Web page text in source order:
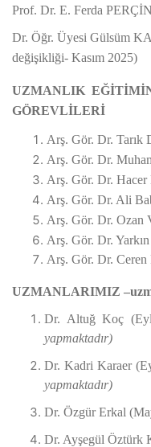
Prof. Dr. E. Ferda
Dr. Öğr. Üyesi Gülsüm
değişikliği- Kasım 2025)
UZMANLIK
GÖREVLİLERİ
Arş. Gör. Dr. Tarık
Arş. Gör. Dr.
Arş. Gör. Dr. Hacer
Arş. Gör. Dr. Ali
Arş. Gör. Dr. Ozan
Arş. Gör. Dr.
Arş. Gör. Dr. Ceren
UZMANLARIMIZ
Dr. Altuğ Koç
yapmaktadır)
Dr. Kadri Karaer
yapmaktadır)
Dr. Özgür Erkal
Dr. Ayşegül Öztürk